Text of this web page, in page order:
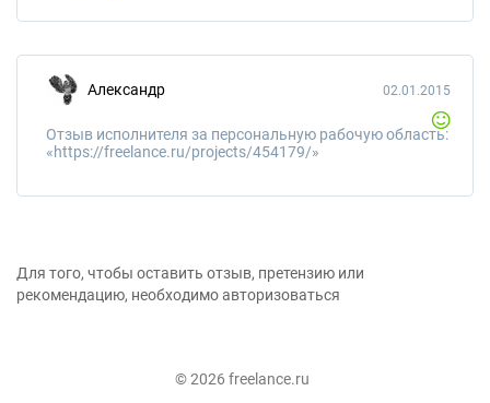
Александр
Отзыв исполнителя за персональную рабочую область:
«https://freelance.ru/projects/454179/»
02.01.2015
Для того, чтобы оставить отзыв, претензию или
рекомендацию, необходимо авторизоваться
© 2026 freelance.ru